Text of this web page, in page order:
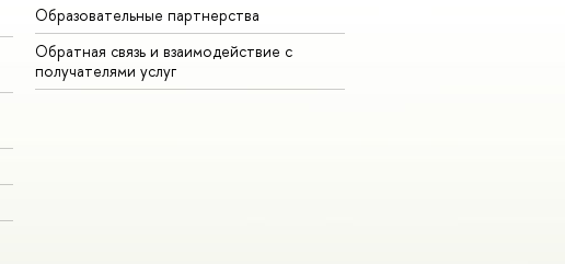
Образовательные партнерства
Обратная связь и взаимодействие с
получателями услуг